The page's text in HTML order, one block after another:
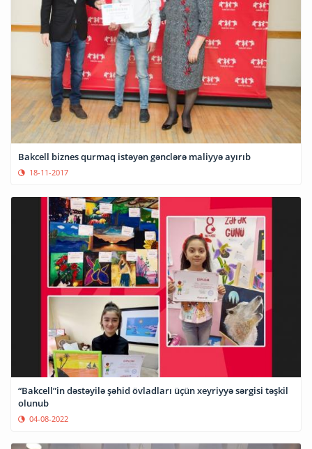
Bakcell biznes qurmaq istəyən gənclərə maliyyə ayırıb
18-11-2017
“Bakcell”in dəstəyilə şəhid övladları üçün xeyriyyə sərgisi təşkil
olunub
04-08-2022